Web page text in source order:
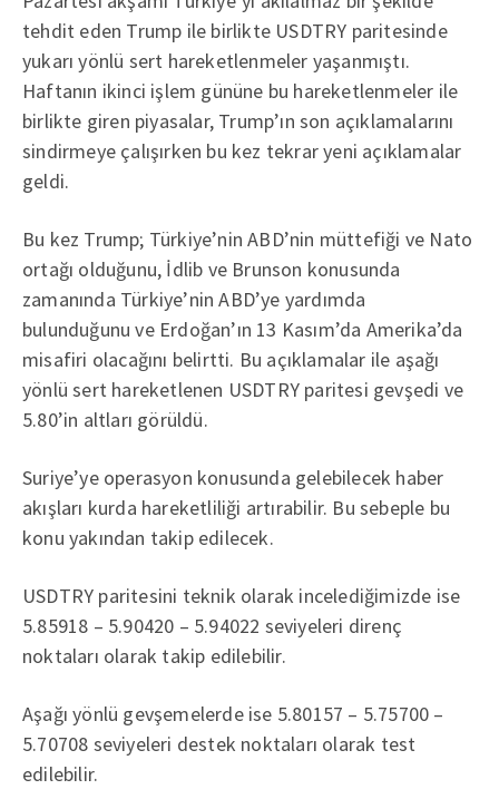
tehdit eden Trump ile birlikte USDTRY paritesinde
yukarı yönlü sert hareketlenmeler yaşanmıştı.
Haftanın ikinci işlem gününe bu hareketlenmeler ile
birlikte giren piyasalar, Trump’ın son açıklamalarını
sindirmeye çalışırken bu kez tekrar yeni açıklamalar
geldi.
Bu kez Trump; Türkiye’nin ABD’nin müttefiği ve Nato
ortağı olduğunu, İdlib ve Brunson konusunda
zamanında Türkiye’nin ABD’ye yardımda
bulunduğunu ve Erdoğan’ın 13 Kasım’da Amerika’da
misafiri olacağını belirtti. Bu açıklamalar ile aşağı
yönlü sert hareketlenen USDTRY paritesi gevşedi ve
5.80’in altları görüldü.
Suriye’ye operasyon konusunda gelebilecek haber
akışları kurda hareketliliği artırabilir. Bu sebeple bu
konu yakından takip edilecek.
USDTRY paritesini teknik olarak incelediğimizde ise
5.85918 – 5.90420 – 5.94022 seviyeleri direnç
noktaları olarak takip edilebilir.
Aşağı yönlü gevşemelerde ise 5.80157 – 5.75700 –
5.70708 seviyeleri destek noktaları olarak test
edilebilir.